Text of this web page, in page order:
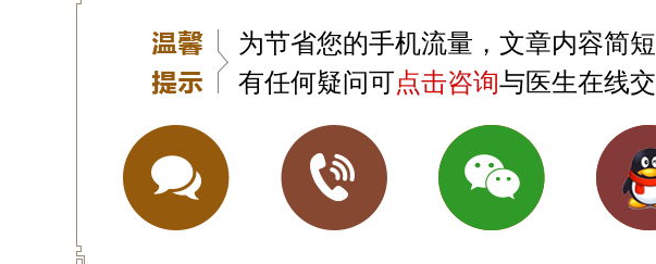
为节省您的手机流量，文章内容简
有任何疑问可点击咨询与医生在线